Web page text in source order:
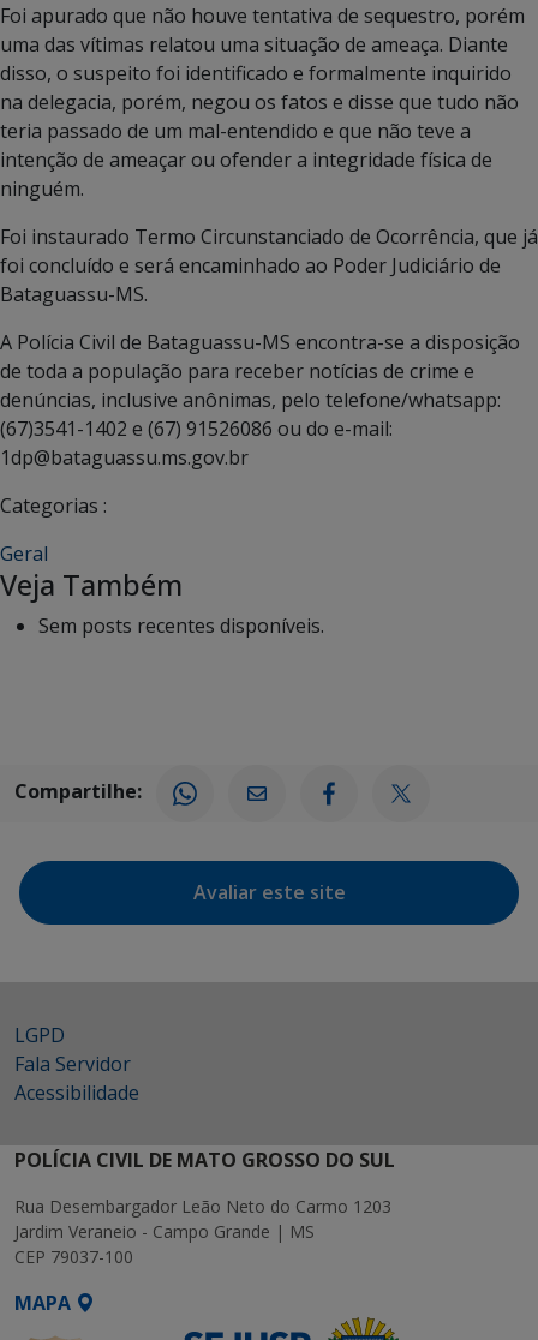
Foi apurado que não houve tentativa de sequestro, porém
uma das vítimas relatou uma situação de ameaça. Diante
disso, o suspeito foi identificado e formalmente inquirido
na delegacia, porém, negou os fatos e disse que tudo não
teria passado de um mal-entendido e que não teve a
intenção de ameaçar ou ofender a integridade física de
ninguém.
Foi instaurado Termo Circunstanciado de Ocorrência, que já
foi concluído e será encaminhado ao Poder Judiciário de
Bataguassu-MS.
A Polícia Civil de Bataguassu-MS encontra-se a disposição
de toda a população para receber notícias de crime e
denúncias, inclusive anônimas, pelo telefone/whatsapp:
(67)3541-1402 e (67) 91526086 ou do e-mail:
1dp@bataguassu.ms.gov.br
Categorias :
Geral
Veja Também
Sem posts recentes disponíveis.
Compartilhe:
Avaliar este site
LGPD
Fala Servidor
Acessibilidade
POLÍCIA CIVIL DE MATO GROSSO DO SUL
Rua Desembargador Leão Neto do Carmo 1203
Jardim Veraneio - Campo Grande | MS
CEP 79037-100
MAPA